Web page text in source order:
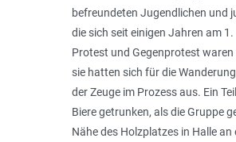
befreundeten Jugendlichen und
die sich seit einigen Jahren am
Protest und Gegenprotest
sie hatten sich für die
der Zeuge im Prozess aus. Ein
Biere getrunken, als die Gruppe
Nähe des Holzplatzes in Halle